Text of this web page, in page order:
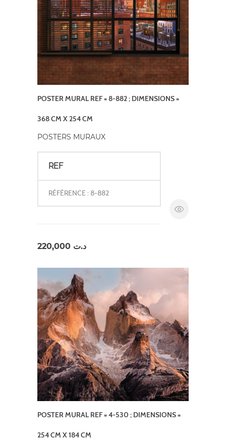
POSTER MURAL REF = 8-882 ; DIMENSIONS =
368 CM X 254 CM
POSTERS MURAUX
REF
RÉFÉRENCE : 8-882
د.ت
POSTER MURAL REF = 4-530 ; DIMENSIONS =
254 CM X 184 CM